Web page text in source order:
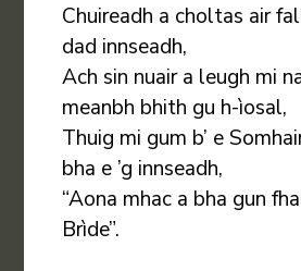
Chuireadh a choltas air
dad innseadh,
Ach sin nuair a leugh mi
meanbh bhith gu h-ìosal,
Thuig mi gum b’ e
bha e ’g innseadh,
“Aona mhac a bha gun
Brìde”.